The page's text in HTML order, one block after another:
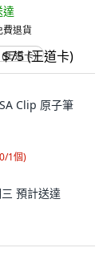
達
費退貨
王道卡)
Clip 原子筆
1個)
預計送達